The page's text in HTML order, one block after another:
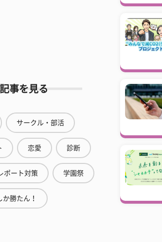
事を見る
サークル・部活
恋愛 診断
ポート対策 学園祭
か勝たん！